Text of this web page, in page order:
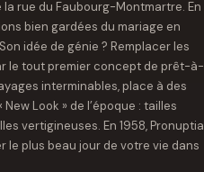
rue du Faubourg-Montmartre. En
bien gardées du mariage en
idée de génie ? Remplacer les
le tout premier concept de prêt-à-
interminables, place à des
Look » de l’époque : tailles
vertigineuses. En 1958, Pronuptia
le plus beau jour de votre vie dans